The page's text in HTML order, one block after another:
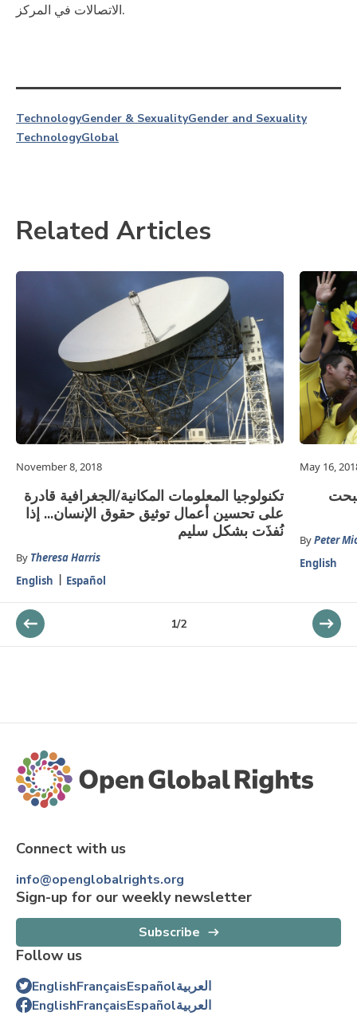
الاتصالات في المركز.
TechnologyGender & SexualityGender and Sexuality
TechnologyGlobal
Related Articles
November 8, 2018
تكنولوجيا المعلومات المكانية/الجغرافية قادرة
على تحسين أعمال توثيق حقوق الإنسان... إذا
نُفذَت بشكل سليم
By Theresa Harris
English
Español
May 16,
ByPeter
English
1/2
Connect with us
info@openglobalrights.org
Sign-up for our weekly newsletter
Subscribe
Follow us
EnglishFrançaisEspañolالعربية
EnglishFrançaisEspañolالعربية